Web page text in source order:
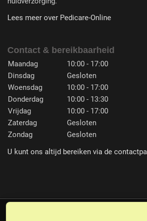
Lees meer over Pedicare-Online
Contact & bereikbaarheid
Maandag
10:00 - 17:00
Dinsdag
Gesloten
Woensdag
10:00 - 17:00
Donderdag
10:00 - 13:30
Vrijdag
10:00 - 17:00
Zaterdag
Gesloten
Zondag
Gesloten
U kunt ons altijd bereiken via de